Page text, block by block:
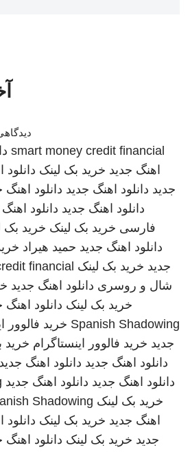
smart money credit financial
اهنگ جدید خرید بک لینک
جدید دانلود اهنگ جدید دانلود اهنگ
دانلود اهنگ جدید دانلود
فارسی خرید بک لینک خرید بک
دانلود اهنگ جدید حمید هیراد
جدید خرید بک لینک financial
شال و روسری دانلود اهنگ جدید
خرید بک لینک دانلود اهنگ
Spanish Shadowing خرید فالوور
جدید خرید فالوور اینستاگرام خرید
دانلود اهنگ جدید دانلود اهنگ جدید
دانلود اهنگ جدید دانلود اهنگ جدید
خرید بک لینک Shadowing
اهنگ جدید خرید بک لینک
جدید خرید بک لینک دانلود اهنگ